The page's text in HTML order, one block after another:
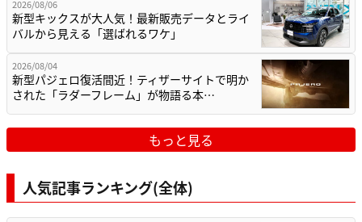
2026/08/06
新型キックスが大人気！最新販売データとライ
バルから見える「選ばれるワケ」
2026/08/04
新型パジェロ復活間近！ティザーサイトで明か
された「ラダーフレーム」が物語る本…
もっと見る
人気記事ランキング(全体)